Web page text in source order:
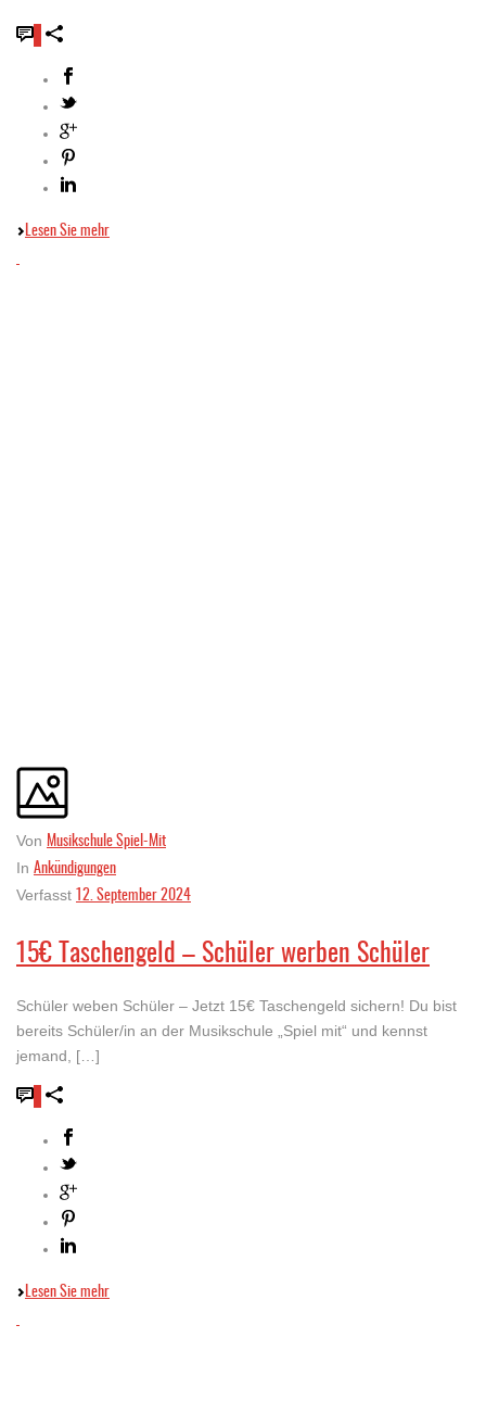
Lesen Sie mehr
Von Musikschule Spiel-Mit
In Ankündigungen
Verfasst 12. September 2024
15€ Taschengeld – Schüler werben Schüler
Schüler weben Schüler – Jetzt 15€ Taschengeld sichern! Du bist
bereits Schüler/in an der Musikschule „Spiel mit“ und kennst
jemand, […]
Lesen Sie mehr